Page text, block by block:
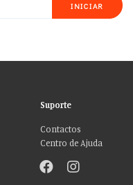
INICIAR
Suporte
Contactos
Centro de Ajuda